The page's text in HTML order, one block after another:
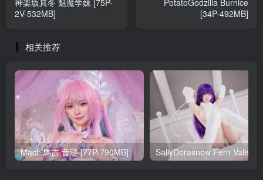
2V-532MB]
[34P-492MB]
相关推荐
Machi馬吉 昔涟 [77P-790MB]